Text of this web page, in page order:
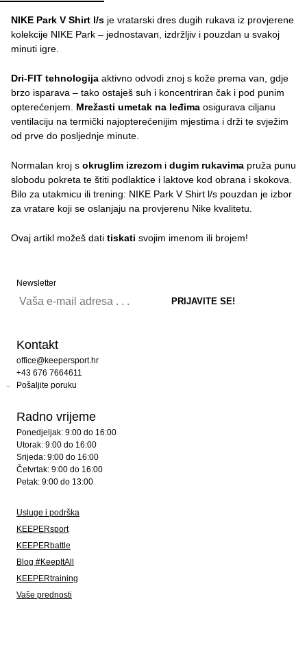
NIKE Park V Shirt l/s je vratarski dres dugih rukava iz provjerene
kolekcije NIKE Park – jednostavan, izdržljiv i pouzdan u svakoj
minuti igre.
Dri-FIT tehnologija aktivno odvodi znoj s kože prema van, gdje
brzo isparava – tako ostaješ suh i koncentriran čak i pod punim
opterećenjem. Mrežasti umetak na leđima osigurava ciljanu
ventilaciju na termički najopterećenijim mjestima i drži te svježim
od prve do posljednje minute.
Normalan kroj s okruglim izrezom i dugim rukavima pruža punu
slobodu pokreta te štiti podlaktice i laktove kod obrana i skokova.
Bilo za utakmicu ili trening: NIKE Park V Shirt l/s pouzdan je izbor
za vratare koji se oslanjaju na provjerenu Nike kvalitetu.
Ovaj artikl možeš dati tiskati svojim imenom ili brojem!
Newsletter
Kontakt
office@keepersport.hr
+43 676 7664611
Pošaljite poruku
Radno vrijeme
Ponedjeljak: 9:00 do 16:00
Utorak: 9:00 do 16:00
Srijeda: 9:00 do 16:00
Četvrtak: 9:00 do 16:00
Petak: 9:00 do 13:00
Usluge i podrška
KEEPERsport
KEEPERbattle
Blog #KeepItAll
KEEPERtraining
Vaše prednosti